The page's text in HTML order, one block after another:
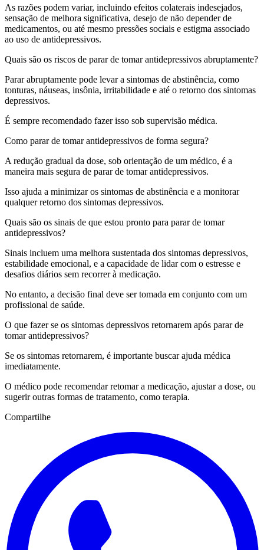
As razões podem variar, incluindo efeitos colaterais indesejados,
sensação de melhora significativa, desejo de não depender de
medicamentos, ou até mesmo pressões sociais e estigma associado
ao uso de antidepressivos.
Quais são os riscos de parar de tomar antidepressivos abruptamente?
Parar abruptamente pode levar a sintomas de abstinência, como
tonturas, náuseas, insônia, irritabilidade e até o retorno dos sintomas
depressivos.
É sempre recomendado fazer isso sob supervisão médica.
Como parar de tomar antidepressivos de forma segura?
A redução gradual da dose, sob orientação de um médico, é a
maneira mais segura de parar de tomar antidepressivos.
Isso ajuda a minimizar os sintomas de abstinência e a monitorar
qualquer retorno dos sintomas depressivos.
Quais são os sinais de que estou pronto para parar de tomar
antidepressivos?
Sinais incluem uma melhora sustentada dos sintomas depressivos,
estabilidade emocional, e a capacidade de lidar com o estresse e
desafios diários sem recorrer à medicação.
No entanto, a decisão final deve ser tomada em conjunto com um
profissional de saúde.
O que fazer se os sintomas depressivos retornarem após parar de
tomar antidepressivos?
Se os sintomas retornarem, é importante buscar ajuda médica
imediatamente.
O médico pode recomendar retomar a medicação, ajustar a dose, ou
sugerir outras formas de tratamento, como terapia.
Compartilhe